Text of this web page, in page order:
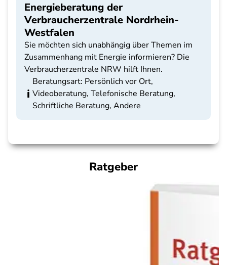
Energieberatung der
Verbraucherzentrale Nordrhein-
Westfalen
Sie möchten sich unabhängig über Themen im
Zusammenhang mit Energie informieren? Die
Verbraucherzentrale NRW hilft Ihnen.
Beratungsart: Persönlich vor Ort,
Videoberatung, Telefonische Beratung,
Schriftliche Beratung, Andere
Ratgeber